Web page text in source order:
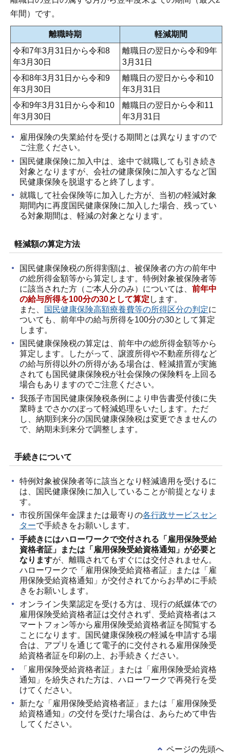
年間）です。
離職時期
軽減期間
令和7年3月31日から令和8
年3月30日
離職日の翌日から令和9年
3月31日
令和8年3月31日から令和9
年3月30日
離職日の翌日から令和10
年3月31日
令和9年3月31日から令和10
年3月30日
離職日の翌日から令和11
年3月31日
雇用保険の失業給付を受ける期間とは異なりますので
ご注意ください。
国民健康保険に加入中は、途中で就職しても引き続き
対象となりますが、会社の健康保険に加入するなど国
民健康保険を脱退すると終了します。
就職して社会保険等に加入した方が、当初の軽減対象
期間内に再度国民健康保険に加入した場合、残ってい
る対象期間は、軽減の対象となります。
軽減額の算定方法
国民健康保険税の所得割額は、被保険者の方の前年中
の総所得金額等から算定します。特例対象被保険者等
に該当された方（ご本人分のみ）については、 前年中
の給与所得を100分の30として算定 します。
また、
国民健康保険高額療養費等の所得区分の判定に
ついても、前年中の給与所得を100分の30として算定
します。
国民健康保険税の算定は、前年中の総所得金額等から
算定します。したがって、譲渡所得や不動産所得など
の給与所得以外の所得がある場合は、軽減措置が実施
されても国民健康保険税が社会保険の保険料を上回る
場合もありますのでご注意ください。
我孫子市国民健康保険税条例により申告書受付後に失
業時までさかのぼって軽減処理をいたします。ただ
し、納期到来分の国民健康保険税は変更できませんの
で、納期未到来分で調整します。
手続きについて
特例対象被保険者等に該当となり軽減適用を受けるに
は、国民健康保険に加入していることが前提となりま
す。
市役所国保年金課または最寄りの各行政サービスセン
ターで手続きをお願いします。
手続きにはハローワークで交付される「雇用保険受給
資格者証」または「雇用保険受給資格通知」が必要と
なりますが、離職されてもすぐには交付されません。
ハローワークで「雇用保険受給資格者証」または「雇
用保険受給資格通知」が交付されてからお早めに手続
きをお願いします。
オンライン失業認定を受ける方は、現行の紙媒体での
雇用保険受給資格者証は交付されず、受給資格者はス
マートフォン等から雇用保険受給資格者証を閲覧する
ことになります。国民健康保険税の軽減を申請する場
合は、アプリを通じて電子的に交付される雇用保険受
給資格者証を印刷の上、お手続きください。
「雇用保険受給資格者証」または「雇用保険受給資格
通知」を紛失された方は、ハローワークで再発行を受
けてください。
新たな「雇用保険受給資格者証」または「雇用保険受
給資格通知」の交付を受けた場合は、あらためて申告
してください。
ページの先頭へ